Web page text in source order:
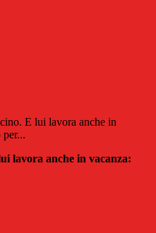
E lui lavora anche in
per...
lavora anche in vacanza: